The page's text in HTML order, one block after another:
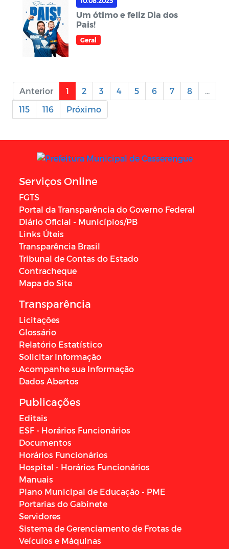
Um ótimo e feliz Dia dos
Pais!
Geral
Anterior 1 2 3 4 5 6 7 8
...
115
116 Próximo
Serviços Online
FGTS
Portal da Transparência do Governo Federal
Diário Oficial - Municípios/PB
Links Úteis
Transparência Brasil
Tribunal de Contas do Estado
Contracheque
Mapa do Site
Transparência
Licitações
Glossário
Relatório Estatístico
Solicitar Informação
Acompanhe sua Informação
Dados Abertos
Publicações
Editais
ESF - Horários Funcionários
Documentos
Horários Funcionários
Hospital - Horários Funcionários
Manuais
Plano Municipal de Educação - PME
Portarias do Gabinete
Servidores
Sistema de Gerenciamento de Frotas de
Veículos e Máquinas